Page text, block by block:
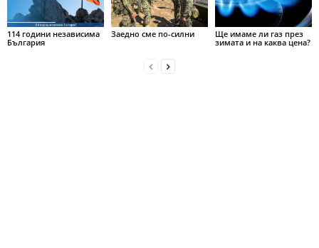
114 години независима
България
Заедно сме по-силни
Ще имаме ли газ през
зимата и на каква цена?